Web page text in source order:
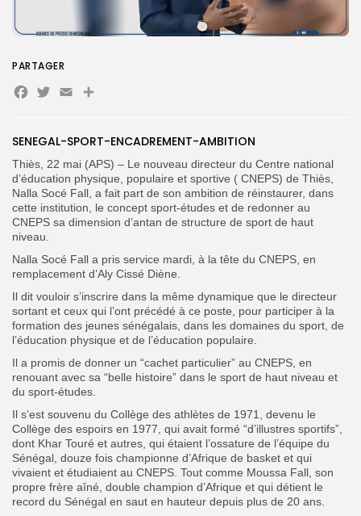
Search
for:
Button
FR
SENEGAL-SPORT-ENCADREMENT-AMBITION
Thiès, 22 mai (APS) – Le nouveau directeur du Centre national
d’éducation physique, populaire et sportive ( CNEPS) de Thiès,
Nalla Socé Fall, a fait part de son ambition de réinstaurer, dans
cette institution, le concept sport-études et de redonner au
CNEPS sa dimension d’antan de structure de sport de haut
niveau.
Nalla Socé Fall a pris service mardi, à la tête du CNEPS, en
remplacement d’Aly Cissé Diène.
Il dit vouloir s’inscrire dans la même dynamique que le directeur
sortant et ceux qui l’ont précédé à ce poste, pour participer à la
formation des jeunes sénégalais, dans les domaines du sport, de
l’éducation physique et de l’éducation populaire.
Il a promis de donner un “cachet particulier” au CNEPS, en
renouant avec sa “belle histoire” dans le sport de haut niveau et
du sport-études.
Il s’est souvenu du Collège des athlètes de 1971, devenu le
Collège des espoirs en 1977, qui avait formé “d’illustres sportifs”,
dont Khar Touré et autres, qui étaient l’ossature de l’équipe du
Sénégal, douze fois championne d’Afrique de basket et qui
vivaient et étudiaient au CNEPS. Tout comme Moussa Fall, son
propre frère aîné, double champion d’Afrique et qui détient le
record du Sénégal en saut en hauteur depuis plus de 20 ans.
PARTAGER
Facebook
Twitter
EmailPartager